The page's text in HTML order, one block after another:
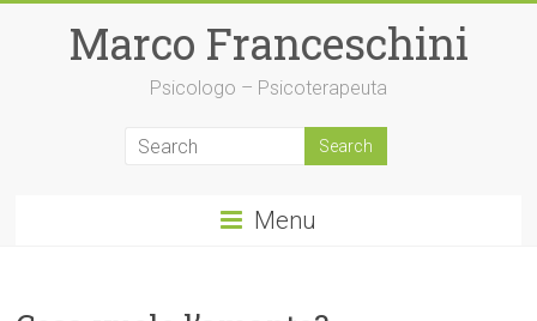
Marco Franceschini
Psicologo – Psicoterapeuta
Menu